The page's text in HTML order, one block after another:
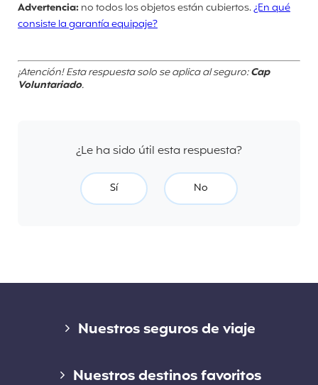
Advertencia:no todos los objetos están cubiertos.¿En qué
consiste la garantía equipaje?
¡Atención! Esta respuesta solo se aplica al seguro:Cap
Voluntariado.
¿Le ha sido útil esta respuesta?
Sí No
Nuestros seguros de viaje
Seguro de corta estancia
Nuestros destinos favoritos